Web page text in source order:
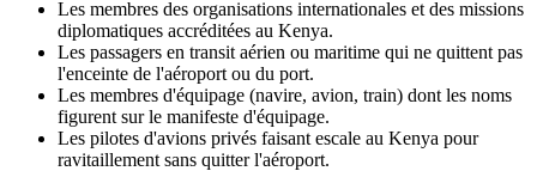
Les membres des organisations internationales et des missions
diplomatiques accréditées au Kenya.
Les passagers en transit aérien ou maritime qui ne quittent pas
l'enceinte de l'aéroport ou du port.
Les membres d'équipage (navire, avion, train) dont les noms
figurent sur le manifeste d'équipage.
Les pilotes d'avions privés faisant escale au Kenya pour
ravitaillement sans quitter l'aéroport.